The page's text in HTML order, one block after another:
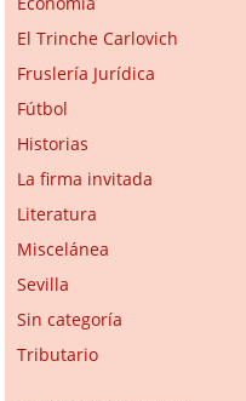
El Trinche Carlovich
Fruslería Jurídica
Fútbol
Historias
La firma invitada
Literatura
Miscelánea
Sevilla
Sin categoría
Tributario